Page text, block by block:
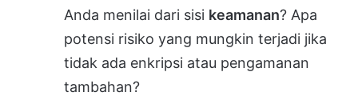
Anda menilai dari sisi keamanan? Apa
potensi risiko yang mungkin terjadi jika
tidak ada enkripsi atau pengamanan
tambahan?